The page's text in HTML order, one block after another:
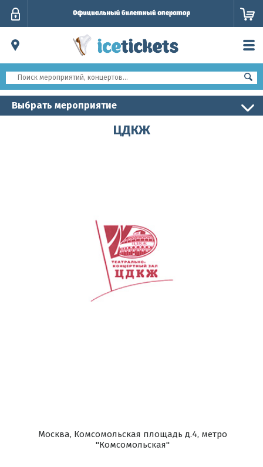
Выбрать мероприятие
ЦДКЖ
Москва, Комсомольская площадь д.4, метро
"Комсомольская"